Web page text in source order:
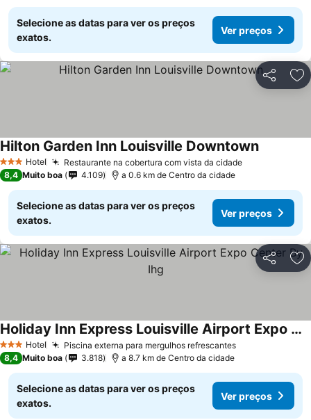
Selecione as datas para ver os preços
exatos.
Ver preços
Partilhar
3 EstrelasHotel Restaurante na cobertura com vista da cidade
Hilton Garden Inn Louisville Downtown
8,4 Muito boa 4.109 a 0.6 km de Centro da cidade
Selecione as datas para ver os preços
exatos.
Ver preços
Partilhar
3 EstrelasHotel Piscina externa para mergulhos refrescantes
Holiday Inn Express Louisville Airport Expo Center By Ihg
8,4 Muito boa 3.818 a 8.7 km de Centro da cidade
Selecione as datas para ver os preços
exatos.
Ver preços